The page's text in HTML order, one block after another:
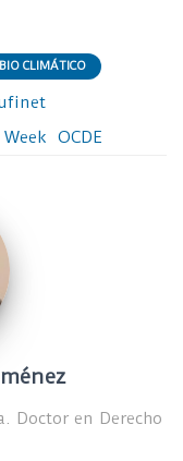
CLIMÁTICO
OCDE
Doctor en Derecho